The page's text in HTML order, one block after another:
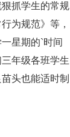
抓学生的常规
为规范》等，
星期的`时间
年级各班学生
头也能适时制